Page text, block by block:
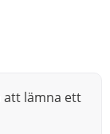
att lämna ett